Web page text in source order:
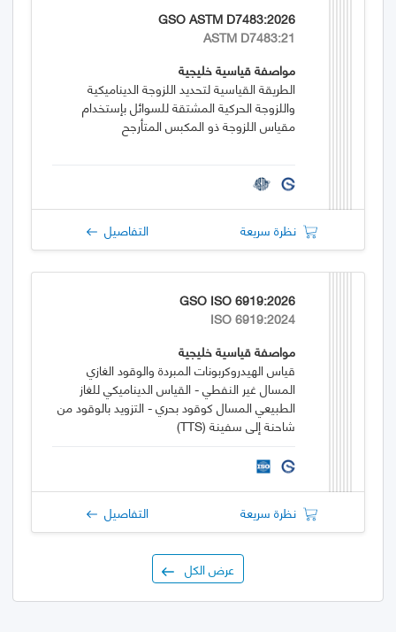
GSO ASTM D7483:2026
ASTM D7483:21
مواصفة قياسية خليجية
الطريقة القياسية لتحديد اللزوجة الديناميكية
واللزوجة الحركية المشتقة للسوائل بإستخدام
مقياس اللزوجة ذو المكبس المتأرجح
نظرة سريعة التفاصيل
GSO ISO 6919:2026
ISO 6919:2024
مواصفة قياسية خليجية
قياس الهيدروكربونات المبردة والوقود الغازي
المسال غير النفطي - القياس الديناميكي للغاز
الطبيعي المسال كوقود بحري - التزويد بالوقود من
شاحنة إلى سفينة (TTS)
نظرة سريعة التفاصيل
عرض الكل